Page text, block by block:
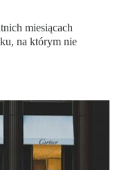
miesiącach
na którym nie